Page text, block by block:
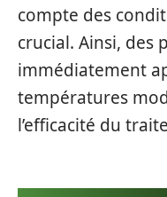
compte des
crucial. Ainsi, des
immédiatement
températures
l’efficacité du